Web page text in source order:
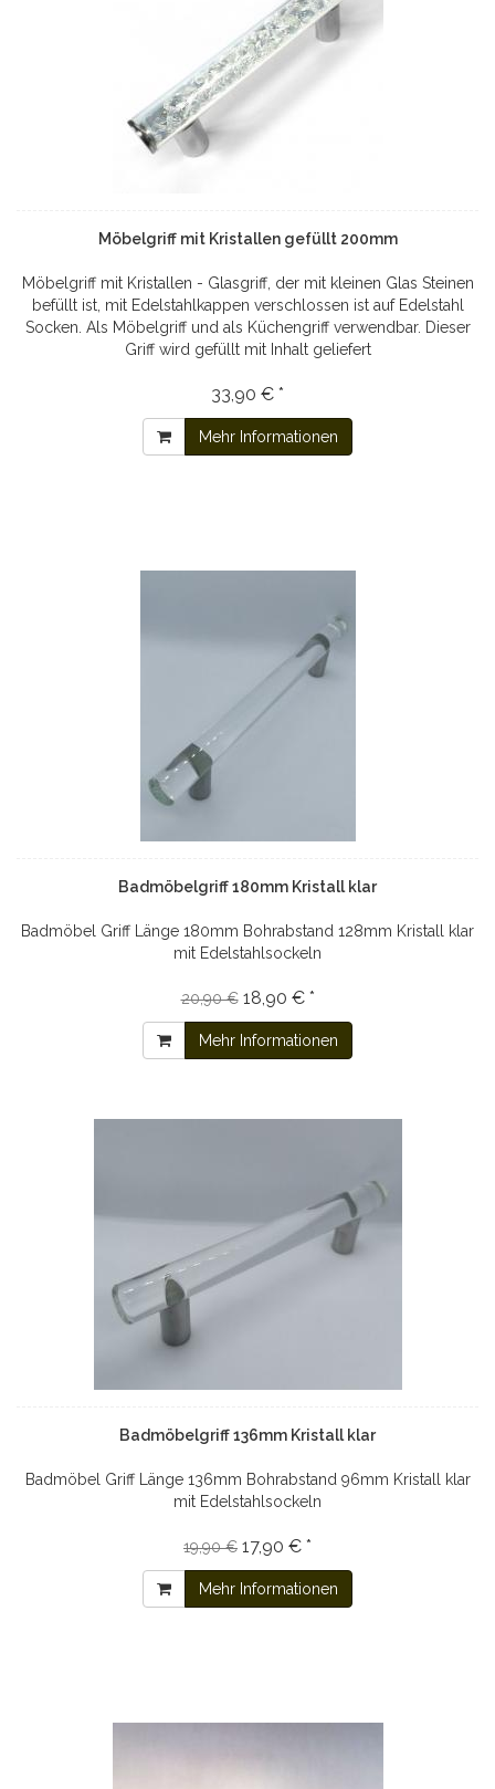
Möbelgriff mit Kristallen gefüllt 200mm
Möbelgriff mit Kristallen - Glasgriff, der mit kleinen Glas Steinen
befüllt ist, mit Edelstahlkappen verschlossen ist auf Edelstahl
Socken. Als Möbelgriff und als Küchengriff verwendbar. Dieser
Griff wird gefüllt mit Inhalt geliefert
33,90 € *
Mehr Informationen
Badmöbelgriff 180mm Kristall klar
Badmöbel Griff Länge 180mm Bohrabstand 128mm Kristall klar
mit Edelstahlsockeln
20,90 € 18,90 € *
Mehr Informationen
Badmöbelgriff 136mm Kristall klar
Badmöbel Griff Länge 136mm Bohrabstand 96mm Kristall klar
mit Edelstahlsockeln
19,90 € 17,90 € *
Mehr Informationen